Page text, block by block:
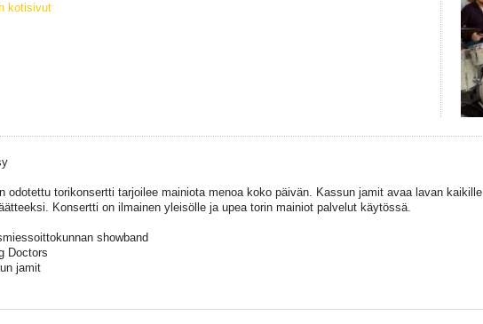
kotisivut
odotettu torikonsertti tarjoilee mainiota menoa koko päivän. Kassun jamit avaa lavan kaikille
Konsertti on ilmainen yleisölle ja upea torin mainiot palvelut käytössä.
showband
Doctors
jamit